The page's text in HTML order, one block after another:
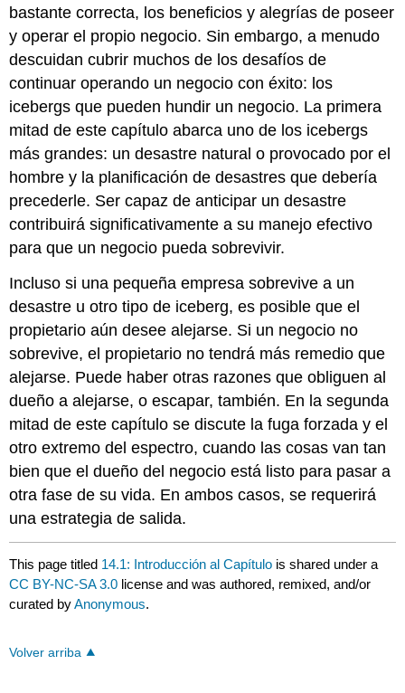
bastante correcta, los beneficios y alegrías de poseer
y operar el propio negocio. Sin embargo, a menudo
descuidan cubrir muchos de los desafíos de
continuar operando un negocio con éxito: los
icebergs que pueden hundir un negocio. La primera
mitad de este capítulo abarca uno de los icebergs
más grandes: un desastre natural o provocado por el
hombre y la planificación de desastres que debería
precederle. Ser capaz de anticipar un desastre
contribuirá significativamente a su manejo efectivo
para que un negocio pueda sobrevivir.
Incluso si una pequeña empresa sobrevive a un
desastre u otro tipo de iceberg, es posible que el
propietario aún desee alejarse. Si un negocio no
sobrevive, el propietario no tendrá más remedio que
alejarse. Puede haber otras razones que obliguen al
dueño a alejarse, o escapar, también. En la segunda
mitad de este capítulo se discute la fuga forzada y el
otro extremo del espectro, cuando las cosas van tan
bien que el dueño del negocio está listo para pasar a
otra fase de su vida. En ambos casos, se requerirá
una estrategia de salida.
This page titled 14.1: Introducción al Capítulo is shared under a
CC BY-NC-SA 3.0 license and was authored, remixed, and/or
curated byAnonymous.
Volver arriba